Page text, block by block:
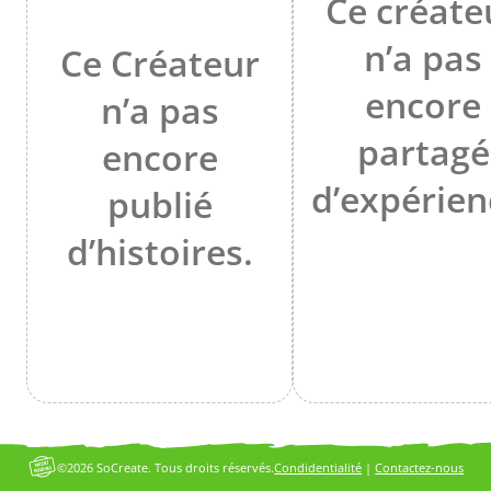
Ce Créateur
n’a pas
encore
publié
d’histoires.
Ce
n’a pas
encore
partagé
Condidentialité |Contactez-nous
©2026 SoCreate. Tous droits réservés.